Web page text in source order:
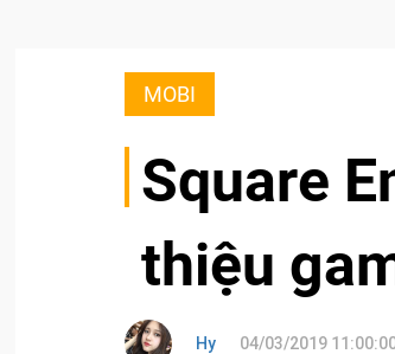
MOBI
Square
thiệu
Hy 04/03/2019